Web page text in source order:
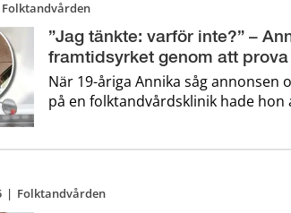
Folktandvården
”Jag tänkte: varför inte?” –
framtidsyrket genom att
När 19-åriga Annika såg annonsen
på en folktandvårdsklinik hade
| Folktandvården